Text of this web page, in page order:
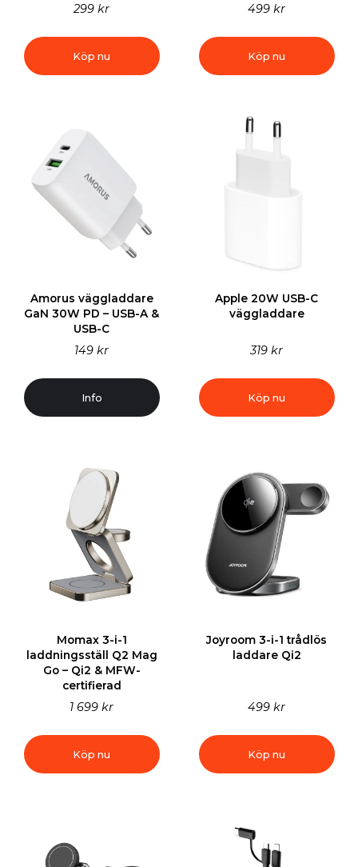
299 kr
Köp nu
499 kr
Köp nu
Amorus väggladdare
GaN 30W PD – USB-A &
USB-C
149 kr
Info
Apple 20W USB-C
väggladdare
319 kr
Köp nu
Momax 3-i-1
laddningsställ Q2 Mag
Go – Qi2 & MFW-
certifierad
1 699 kr
Köp nu
Joyroom 3-i-1 trådlös
laddare Qi2
499 kr
Köp nu